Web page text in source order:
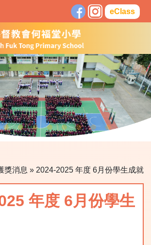
eClass
獎消息 » 2024-2025 年度 6月份學生成就
年度 6月份學生